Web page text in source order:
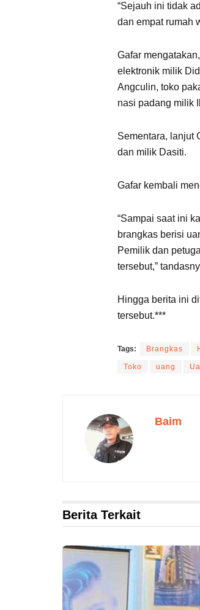
“Sejauh ini tidak
dan empat rumah
Gafar
elektronik milik
Angculin, toko
nasi padang milik
Sementara, lanjut
dan milik Dasiti.
Gafar kembali
“Sampai saat ini
brangkas berisi
Pemilik dan
tersebut,”
Hingga berita ini
tersebut.***
Tags: Brangkas
Toko uang
Baim
Berita Terkait